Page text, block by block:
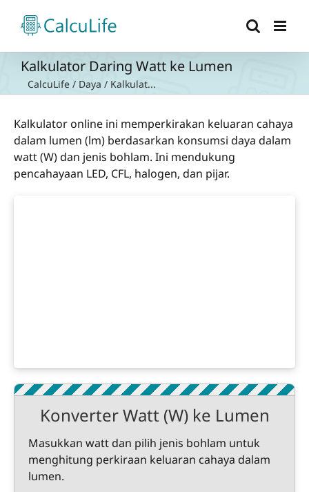
content
Kalkulator Daring Watt ke Lumen
CalcuLife / Daya / Kalkulat...
Kalkulator online ini memperkirakan keluaran cahaya
dalam lumen (lm) berdasarkan konsumsi daya dalam
watt (W) dan jenis bohlam. Ini mendukung
pencahayaan LED, CFL, halogen, dan pijar.
Konverter Watt (W) ke Lumen
Masukkan watt dan pilih jenis bohlam untuk
menghitung perkiraan keluaran cahaya dalam
lumen.